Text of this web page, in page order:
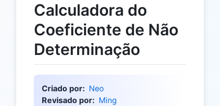
Calculadora do
Coeficiente de Não
Determinação
Criado por: Neo
Revisado por: Ming